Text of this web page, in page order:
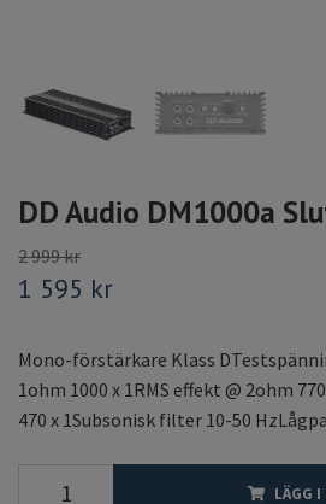
DD Audio DM1000a
2 999 kr
1 595 kr
Mono-förstärkare Klass
1ohm 1000 x 1RMS effekt @ 2ohm
470 x 1Subsonisk filter 10-50
LÄGG I